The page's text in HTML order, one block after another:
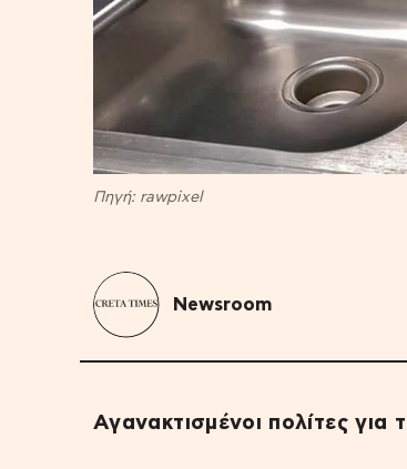
Πηγή: rawpixel
Newsroom
Αγανακτισμένοι πολίτες για